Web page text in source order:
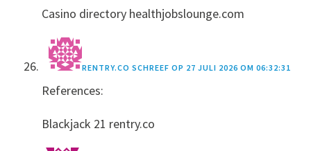
Casino directory healthjobslounge.com
RENTRY.CO SCHREEF OP 27 JULI 2026 OM 06:32:31
References:
Blackjack 21 rentry.co